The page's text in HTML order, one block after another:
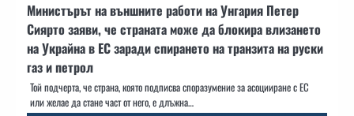
Министърът на външните работи на Унгария Петер
Сиярто заяви, че страната може да блокира влизането
на Украйна в ЕС заради спирането на транзита на руски
газ и петрол
Той подчерта, че страна, която подписва споразумение за асоцииране с ЕС
или желае да стане част от него, е длъжна…